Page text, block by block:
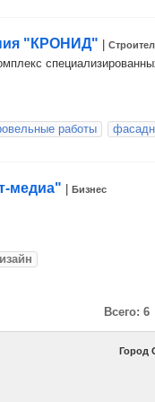
"КРОНИД"
работы
медиа" Бизнес
Всего: 6
Город